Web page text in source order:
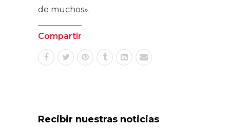
de muchos».
Compartir
Recibir nuestras noticias